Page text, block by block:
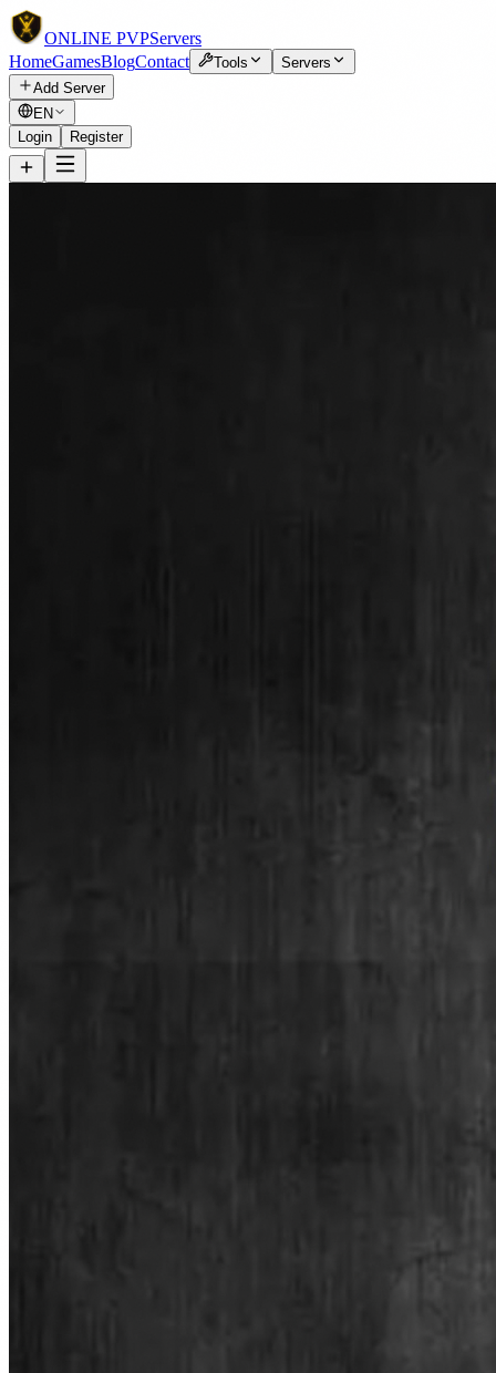
ONLINE PVPServers
HomeGamesBlogContact Tools
Servers
Add Server
EN
Login
Register